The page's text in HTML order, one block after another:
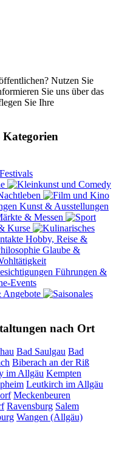
Nutzen Sie
Sie uns über das
Sie Ihre
Kategorien
Kunst & Ausstellungen
& Messen
Kurse
Hobby, Reise &
Glaube &
Führungen &
Events
nach Ort
Bad Saulgau Bad
Biberach an der Riß
im Allgäu Kempten
Leutkirch im Allgäu
Meckenbeuren
Ravensburg Salem
Wangen (Allgäu)